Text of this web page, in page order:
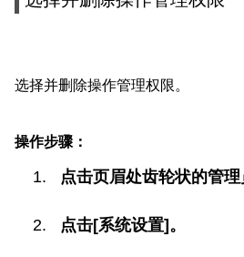
选择并删除操作管理权限。
操作步骤：
点击页眉处齿轮状的管理
点击[系统设置]。